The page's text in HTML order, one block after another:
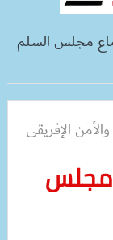
مجلس السلم
مجلس